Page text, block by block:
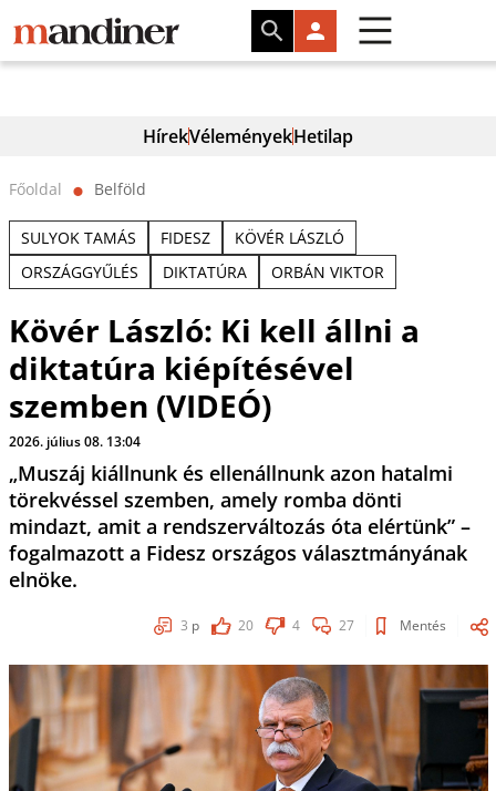
HírekVéleményekHetilap
Főoldal ⬤ Belföld
SULYOK TAMÁS FIDESZ
KÖVÉR LÁSZLÓ
ORSZÁGGYŰLÉS
DIKTATÚRA ORBÁN VIKTOR
Kövér László: Ki kell állni a
diktatúra kiépítésével
szemben (VIDEÓ)
2026. július 08. 13:04
„Muszáj kiállnunk és ellenállnunk azon hatalmi
törekvéssel szemben, amely romba dönti
mindazt, amit a rendszerváltozás óta elértünk” –
fogalmazott a Fidesz országos választmányának
elnöke.
3 p 20 4 27 Mentés